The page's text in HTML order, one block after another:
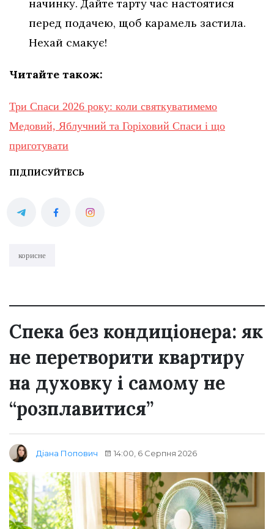
начинку. Дайте тарту час настоятися
перед подачею, щоб карамель застила.
Нехай смакує!
Читайте також:
Три Спаси 2026 року: коли святкуватимемо
Медовий, Яблучний та Горіховий Спаси і що
приготувати
ПІДПИСУЙТЕСЬ
корисне
Спека без кондиціонера: як
не перетворити квартиру
на духовку і самому не
“розплавитися”
Діана Попович 14:00, 6 Серпня 2026